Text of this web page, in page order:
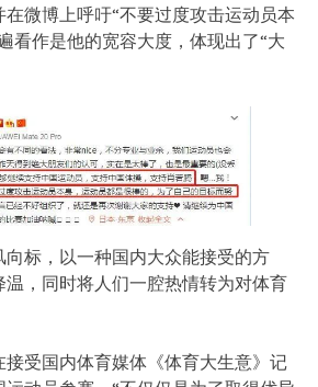
微博上呼吁“不要过度攻击运动员本
看作是他的宽容大度，体现出了“大
标，以一种国内大众能接受的方
，同时将人们一腔热情转为对体育
接受国内体育媒体《体育大生意》记